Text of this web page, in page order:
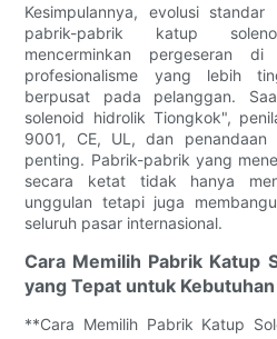
Kesimpulannya, evolusi
pabrik-pabrik katup
mencerminkan pergeseran
profesionalisme yang lebih
berpusat pada pelanggan.
solenoid hidrolik Tiongkok",
9001, CE, UL, dan penandaan
penting. Pabrik-pabrik yang
secara ketat tidak hanya
unggulan tetapi juga
seluruh pasar internasional.
Cara Memilih Pabrik Katup
yang Tepat untuk
**Cara Memilih Pabrik Katup